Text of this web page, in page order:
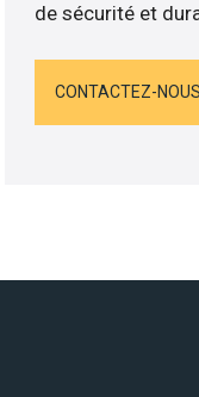
de sécurité et
CONTACTEZ-NOUS